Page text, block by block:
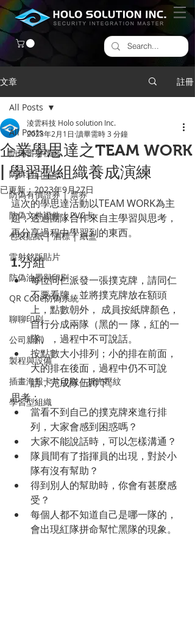
文章 註冊
All Posts
防偽雷射標籤
​防拆封口貼紙
防偽有價證券 | 票券
防偽文件證件 | PVC卡
包裝貼紙 | 酒標 | 紙盒
雷射銘版貼片
防偽油墨與印刷
QR Code防偽系統
聊聊印刷
公司新訊
製程與設備
插畫海報卡片印刷 | 折光壓紋
學習型組織
All Posts
企業學思達之TEAM WORK
| 學習型組織養成演練
淩雲科技 Holo solution Inc.
2023年2月1日 讀畢需時 3 分鐘
已更新：2023年9月27日
這次的學思達活動以TEAM WORK為主
題，透過團隊合作來自主學習與思考，
再分享過程中學習到的東西。
1.分組
每位同仁派發一張撲克牌，請同仁
不要看牌，並將撲克牌放在額頭
上，點數朝外， 成員按紙牌顏色，
自行分成兩隊（黑的一 隊，紅的一
隊），過程中不可說話。
按點數大小排列；小的排在前面，
大的排在後面，過程中仍不可說
話，完成隊伍蹲下。
思考：
當看不到自己的撲克牌來進行排
列，大家會感到困惑嗎？
大家不能說話時，可以怎樣溝通？
隊員間有了指揮員的出現，對於小
隊有沒有幫助？
得到別人的幫助時，你會有甚麼感
受？
每個人都不知道自己是哪一隊的，
會出現紅隊拼命幫忙黑隊的現象。